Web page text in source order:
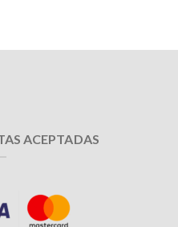
ACEPTADAS